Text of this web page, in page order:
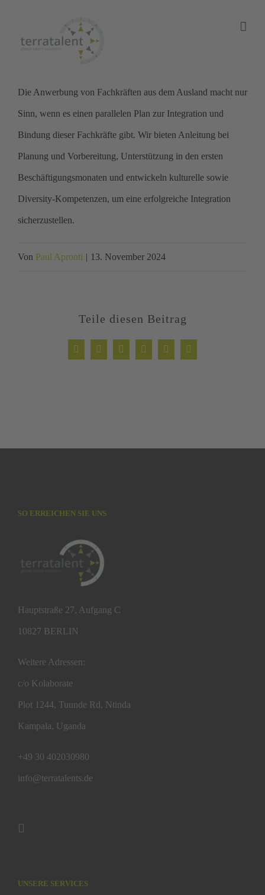
Die Anwerbung von Fachkräften aus dem Ausland macht nur
Sinn, wenn es einen parallelen Plan zur Integration und
Bindung dieser Fachkräfte gibt. Wir bieten Anleitung bei
Planung und Vorbereitung, Unterstützung in den ersten
Beschäftigungsmonaten und entwickeln kulturelle sowie
Diversity-Kompetenzen, um eine erfolgreiche Integration
sicherzustellen.
Von Paul Apronti | 13. November 2024
Teile diesen Beitrag
FacebookTwitterLinkedInWhatsApp
Xing
E-
Mail
SO ERREICHEN SIE UNS
Hauptstraße 27, Aufgang C
10827 BERLIN
Weitere Adressen:
c/o Kolaborate
Plot 1244, Tuunde Rd, Ntinda
Kampala, Uganda
+49 30 402030980
info@terratalents.de
UNSERE SERVICES